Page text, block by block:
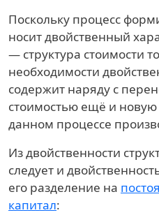
Поскольку процесс
носит двойственный
— структура стоимости
необходимости
содержит наряду с
стоимостью ещё и новую
данном процессе
Из двойственности
следует и
его разделение на
капитал: